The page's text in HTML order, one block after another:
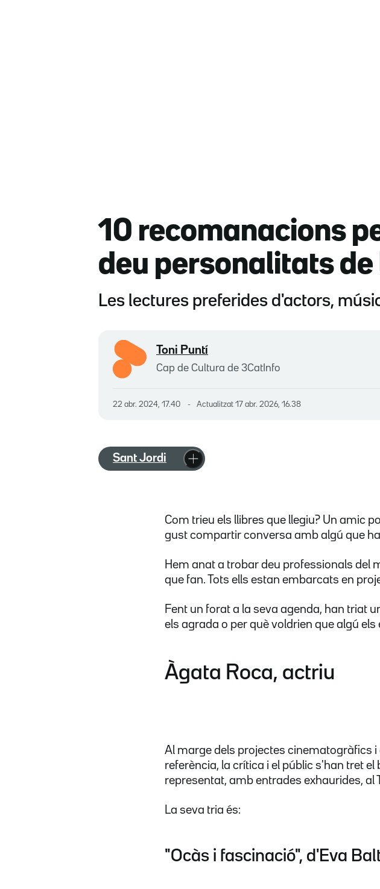
10 recomanacions
deu personalitats
Les lectures preferides d'actors,
Toni Puntí
Cap de Cultura de 3CatInfo
22 abr. 2024, 17.40 Actualitzat 17 abr. 2026, 16.38
Sant Jordi
Com trieu els llibres que llegiu? Un amic
gust compartir conversa amb algú que
Hem anat a trobar deu professionals del
que fan. Tots ells estan embarcats en
Fent un forat a la seva agenda, han triat
els agrada o per què voldrien que algú els
Àgata Roca, actriu
Al marge dels projectes cinematogràfics i
referència, la crítica i el públic s'han tret
representat, amb entrades exhaurides, al
La seva tria és:
"Ocàs i fascinació", d'Eva